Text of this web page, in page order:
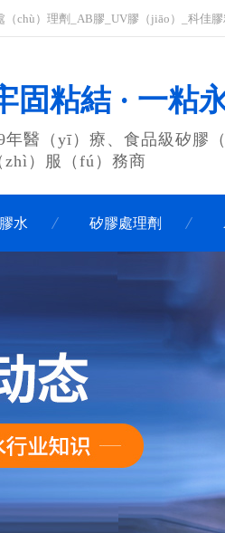
chù）理劑_AB膠_UV膠（jiāo）_科佳
固粘結 · 一粘
年醫（yī）療、食品級矽膠
zhì）服（fú）務商
水 矽膠處理劑